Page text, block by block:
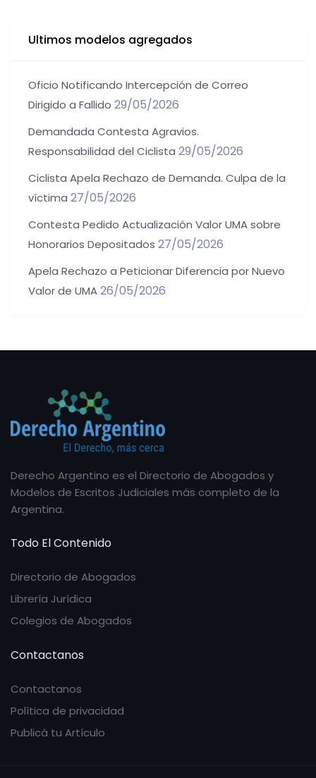
Ultimos modelos agregados
Oficio Notificando Intercepción de Correo
Dirigido a Fallido 29/05/2026
Demandada Contesta Agravios.
Responsabilidad del Ciclista 29/05/2026
Ciclista Apela Rechazo de Demanda. Culpa de la
víctima 27/05/2026
Contesta Pedido Actualización Valor UMA sobre
Honorarios Depositados 27/05/2026
Apela Rechazo a Peticionar Diferencia por Nuevo
Valor de UMA26/05/2026
Derecho Argentino es el Directorio de Abogados y
Modelos de Escritos Judiciales más completo de la
Argentina.
Todo El Contenido
Directorio de Abogados
Librería Jurídica
Colegios de Abogados
Contactanos
Contactanos
Política de privacidad
Publicá tu Artículo